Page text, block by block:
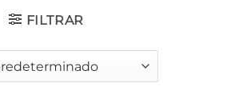
FILTRAR